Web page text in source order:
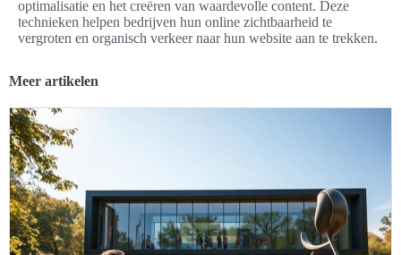
optimalisatie en het creëren van waardevolle content. Deze
technieken helpen bedrijven hun online zichtbaarheid te
vergroten en organisch verkeer naar hun website aan te trekken.
Meer artikelen